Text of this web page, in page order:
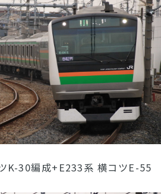
K-30編成+E233系 横コツE-55